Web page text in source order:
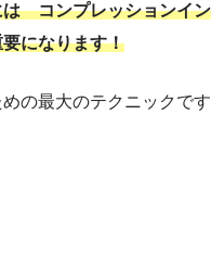
は コンプレッションイン
になります！
の最大のテクニックです